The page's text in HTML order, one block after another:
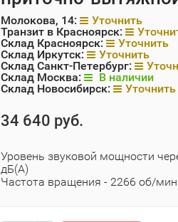
Молокова, 14:
Уточнить
Транзит в Красноярск:
Склад Красноярск:
Уточнить
Склад Иркутск:
Уточнить
Склад Санкт-Петербург:
Склад Москва:
В наличии
Склад Новосибирск:
Уточнить
34 640 руб.
Уровень звуковой мощности
дБ(А)
Частота вращения - 2266 об/мин